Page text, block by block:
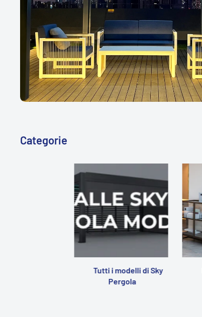
Categorie
Tutti i modelli di Sky
Pergola